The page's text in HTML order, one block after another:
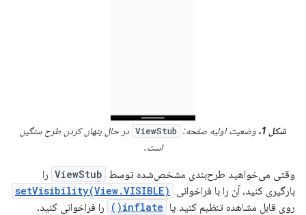
شکل 1. وضعیت اولیه صفحه: ViewStub در حال پنهان کردن طرح سنگین
است.
وقتی می‌خواهید طرح‌بندی مشخص‌شده توسط ViewStub را
بارگیری کنید، آن را با فراخوانی
setVisibility(View.VISIBLE)
روی قابل مشاهده تنظیم کنید یا inflate()
را فراخوانی کنید.